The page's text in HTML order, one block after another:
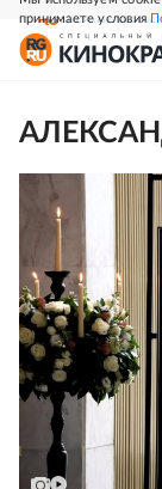
принимаете условия
СВЕЖИЙ